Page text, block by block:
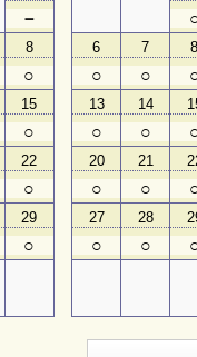
－
8
○
15
○
22
○
29
○
6
○
7
○
13
○
14
○
20
○
21
○
27
○
28
○